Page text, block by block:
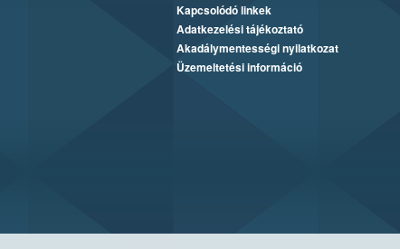
Kapcsolódó linkek
Adatkezelési tájékoztató
Akadálymentességi nyilatkozat
Üzemeltetési információ